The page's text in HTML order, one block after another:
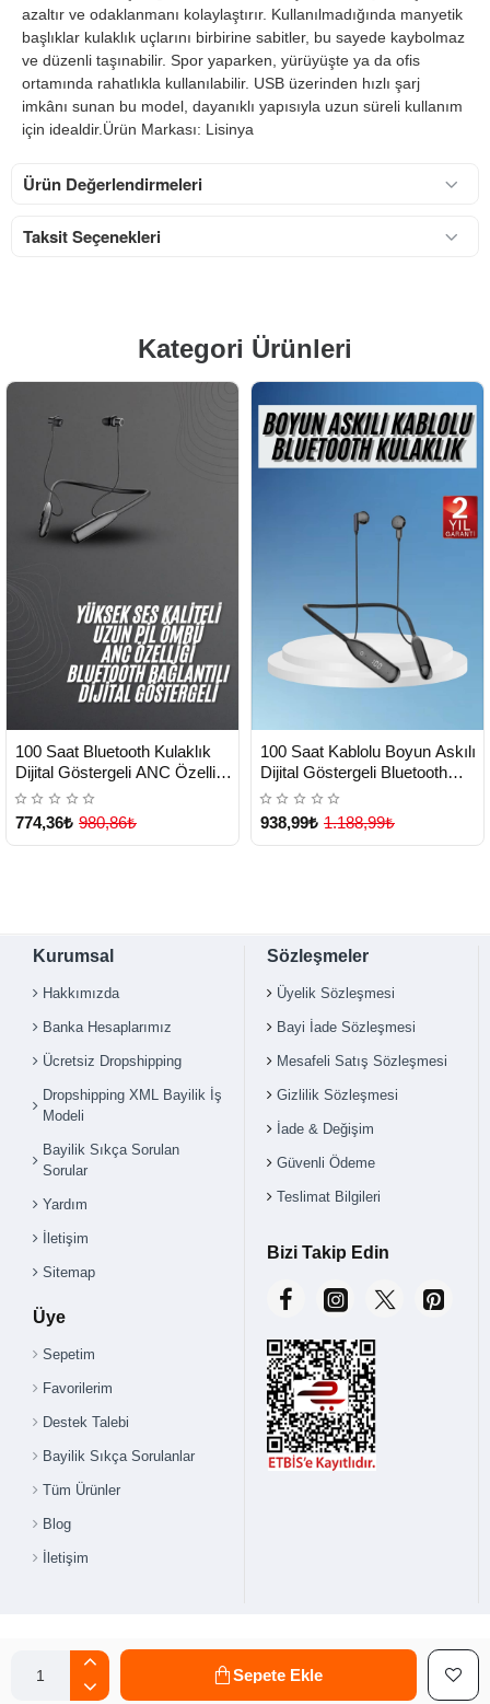
Sepete Ekle
azaltır ve odaklanmanı kolaylaştırır. Kullanılmadığında manyetik
başlıklar kulaklık uçlarını birbirine sabitler, bu sayede kaybolmaz
ve düzenli taşınabilir. Spor yaparken, yürüyüşte ya da ofis
ortamında rahatlıkla kullanılabilir. USB üzerinden hızlı şarj
imkânı sunan bu model, dayanıklı yapısıyla uzun süreli kullanım
için idealdir.Ürün Markası: Lisinya
Ürün Değerlendirmeleri
Taksit Seçenekleri
Kategori Ürünleri
TESLİMAT
100 Saat Bluetooth Kulaklık
Dijital Göstergeli ANC Özelliği
Kablolu - Lisinya
774,36₺ 980,86₺
TESLİMAT
100 Saat Kablolu Boyun Askılı
Dijital Göstergeli Bluetooth
Kulaklığı - Lisinya
938,99₺ 1.188,99₺
Kurumsal
Hakkımızda
Banka Hesaplarımız
Ücretsiz Dropshipping
Dropshipping XML Bayilik İş
Modeli
Bayilik Sıkça Sorulan
Sorular
Yardım
İletişim
Sitemap
Üye
Sepetim
Favorilerim
Destek Talebi
Bayilik Sıkça Sorulanlar
Tüm Ürünler
Blog
İletişim
Sözleşmeler
Üyelik Sözleşmesi
Bayi İade Sözleşmesi
Mesafeli Satış Sözleşmesi
Gizlilik Sözleşmesi
İade & Değişim
Güvenli Ödeme
Teslimat Bilgileri
Bizi Takip Edin